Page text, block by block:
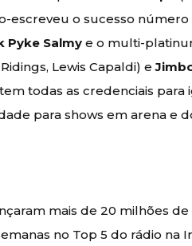
escreveu o sucesso número
Pyke Salmy e o multi-
Lewis Capaldi) e
todas as credenciais para
para shows em arena e
mais de 20 milhões
no Top 5 do rádio na